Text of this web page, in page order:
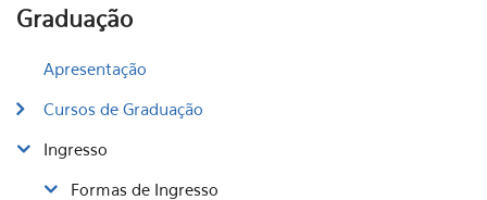
Graduação
Apresentação
Cursos de Graduação
Ingresso
Formas de Ingresso